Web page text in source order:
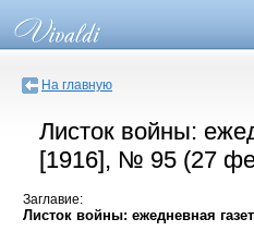
На главную
Листок войны:
[1916], № 95 (27
Заглавие:
Листок войны: ежедневная